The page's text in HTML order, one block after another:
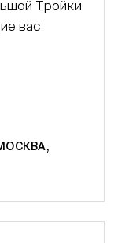
Тройки
вас